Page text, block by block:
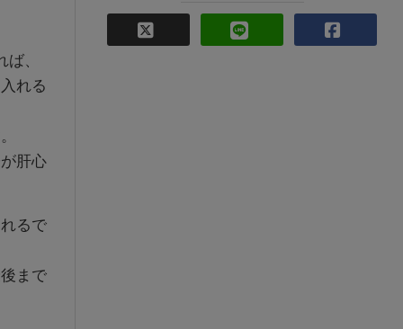
、
れる
肝心
るで
まで